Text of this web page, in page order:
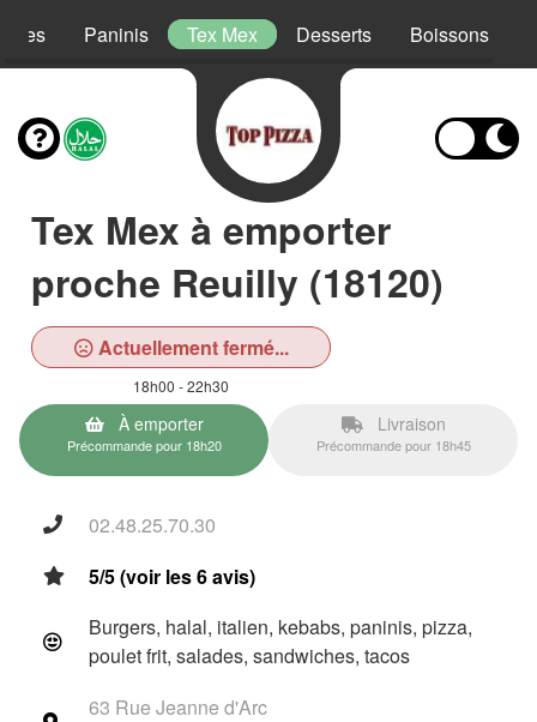
Paninis Tex Mex Desserts Boissons
Tex Mex à emporter
proche Reuilly (18120)
Actuellement fermé...
18h00 - 22h30
À emporter
Précommande pour 18h20
Livraison
Précommande pour 18h45
02.48.25.70.30
5/5 (voir les 6 avis)
Burgers, halal, italien, kebabs, paninis, pizza,
poulet frit, salades, sandwiches, tacos
63 Rue Jeanne d'Arc